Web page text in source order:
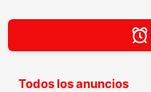
Todos los anuncios